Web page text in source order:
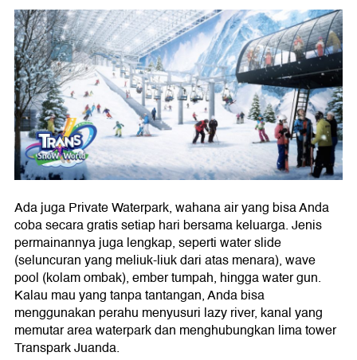
Ada juga Private Waterpark, wahana air yang bisa Anda
coba secara gratis setiap hari bersama keluarga. Jenis
permainannya juga lengkap, seperti water slide
(seluncuran yang meliuk-liuk dari atas menara), wave
pool (kolam ombak), ember tumpah, hingga water gun.
Kalau mau yang tanpa tantangan, Anda bisa
menggunakan perahu menyusuri lazy river, kanal yang
memutar area waterpark dan menghubungkan lima tower
Transpark Juanda.